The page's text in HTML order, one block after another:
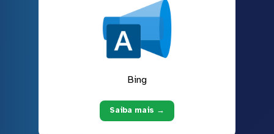
Bing
Saiba mais →